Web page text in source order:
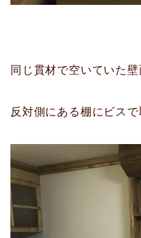
同じ貫材で空いていた
反対側にある棚にビスで